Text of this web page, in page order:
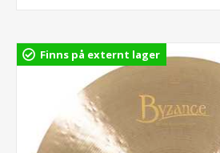
Finns på externt lager